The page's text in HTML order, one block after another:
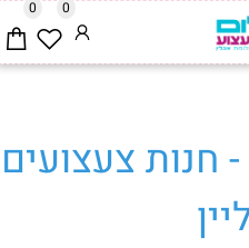
0 0
חנות צעצועים